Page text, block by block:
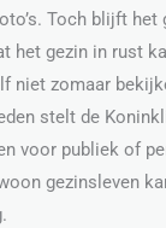
Toch blijft het
het gezin in rust
niet zomaar
stelt de
voor publiek of
gezinsleven